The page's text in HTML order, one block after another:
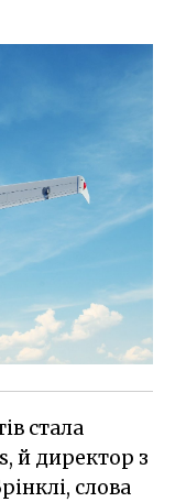
стала
й директор з
слова